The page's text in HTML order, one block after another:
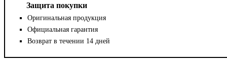
Защита покупки
Оригинальная продукция
Официальная гарантия
Возврат в течении 14 дней